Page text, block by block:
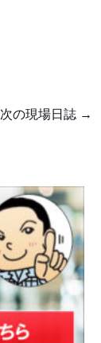
次の現場日誌 →